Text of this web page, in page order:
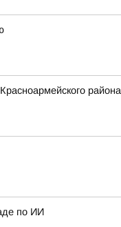
района
по ИИ